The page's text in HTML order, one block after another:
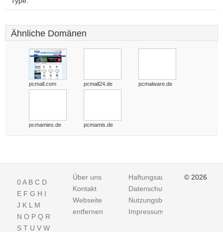
Ähnliche Domänen
pcmall.com pcmall24.de pcmalware.de
pcmamies.de pcmamis.de
0A B C D
E F G H I
J K L M
N O P Q R
S T U V W
Über uns
Kontakt
Webseite
entfernen
Haftungsausschluss
Datenschutz
Nutzungsbedingungen
Impressum
© 2026